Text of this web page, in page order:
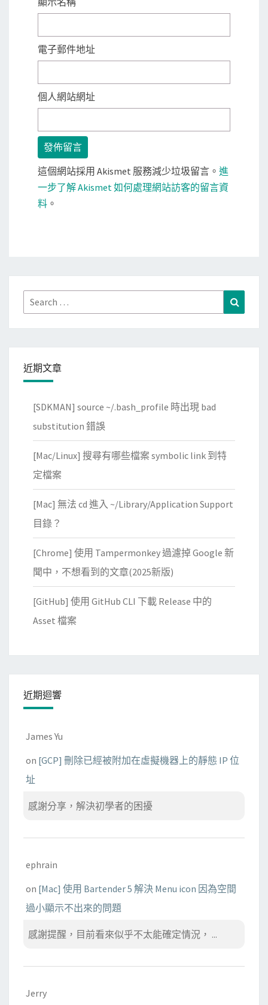
電子郵件地址
個人網站網址
這個網站採用 Akismet 服務減少垃圾留言。 進
一步了解 Akismet 如何處理網站訪客的留言資
料 。
Search
for:
近期文章
[SDKMAN] source ~/.bash_profile 時出現 bad
substitution 錯誤
[Mac/Linux] 搜尋有哪些檔案 symbolic link 到特
定檔案
[Mac] 無法 cd 進入 ~/Library/Application Support
目錄？
[Chrome] 使用 Tampermonkey 過濾掉 Google 新
聞中，不想看到的文章(2025新版)
[GitHub] 使用 GitHub CLI 下載 Release 中的
Asset 檔案
近期迴響
James Yu
on [GCP] 刪除已經被附加在虛擬機器上的靜態 IP 位
址
感謝分享，解決初學者的困擾
ephrain
on [Mac] 使用 Bartender 5 解決 Menu icon 因為空間
過小顯示不出來的問題
感謝提醒，目前看來似乎不太能確定情況， ...
Jerry